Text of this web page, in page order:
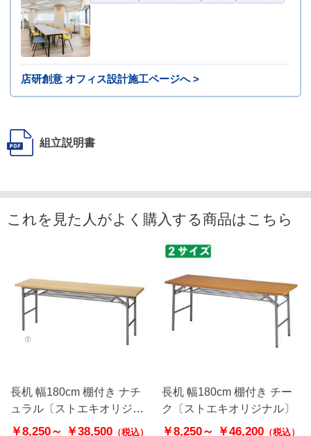
店研創意 オフィス設計施工ページへ >
組立説明書
これを見た人がよく購入する商品はこちら
長机 幅180cm 棚付き ナチ
ュラル〔ストエキオリジナ
ル〕
￥8,250～ ￥38,500 （税込）
長机 幅180cm 棚付き チー
ク〔ストエキオリジナル〕
￥8,250～ ￥46,200（税込）